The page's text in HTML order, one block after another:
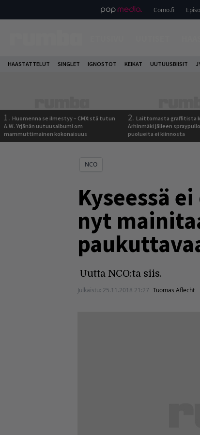
Como.fi
HAASTATTELUT SINGLET IGNOSTOT KEIKAT UUTUUSBIISIT
1. Huomenna se ilmestyy – CMX:stä tutun
A.W. Yrjänän uutuusalbumi om
mammuttimainen kokonaisuus
2. Laittomasta graffitista
Arhinmäki jälleen
puolueita ei kiinnosta
NCO
Kyseessä
nyt
Uutta NCO:ta siis.
Julkaistu: 25.11.2018 21:27 Tuomas Aflecht